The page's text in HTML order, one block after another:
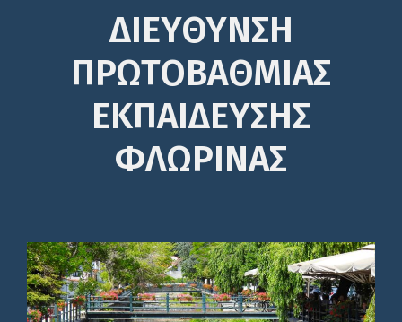
ΔΙΕΎΘΥΝΣΗ
ΠΡΩΤΟΒΆΘΜΙΑΣ
ΕΚΠΑΊΔΕΥΣΗΣ
ΦΛΩΡΙΝΑΣ